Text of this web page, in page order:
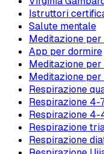
Istruttori
Salute mentale
Meditazione
App per dormire
Meditazione per
Meditazione per
Respirazione
Respirazione 4-
Respirazione 4-
Respirazione
Respirazione